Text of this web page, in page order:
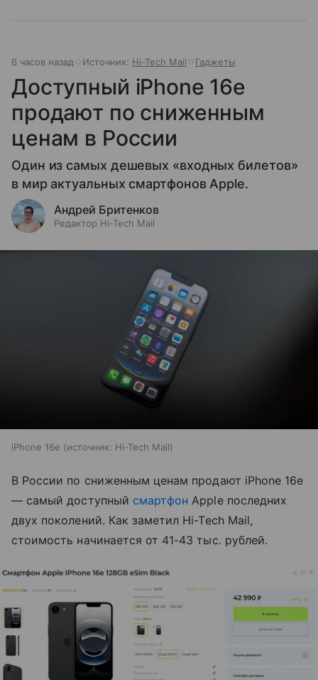
6 часов назад Источник: Hi-Tech Mail Гаджеты
Доступный iPhone 16e
продают по сниженным
ценам в России
Один из самых дешевых «входных билетов»
в мир актуальных смартфонов Apple.
Андрей Бритенков
Редактор Hi-Tech Mail
iPhone 16e источник: Hi-Tech Mail
В России по сниженным ценам продают iPhone 16e
— самый доступный смартфон Apple последних
двух поколений. Как заметил Hi-Tech Mail,
стоимость начинается от 41-43 тыс. рублей.